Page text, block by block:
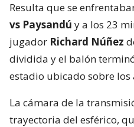
Resulta que se
vs Paysandú y a los 23
jugador Richard Núñez
dividida y el balón
estadio ubicado sobre los
La cámara de la
trayectoria del esférico,